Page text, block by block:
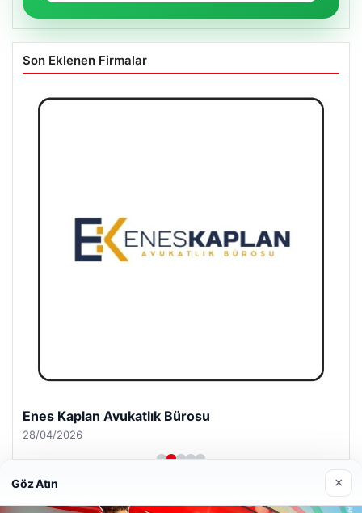
Son Eklenen Firmalar
Enes Kaplan Avukatlık Bürosu
28/04/2026
Göz Atın ×